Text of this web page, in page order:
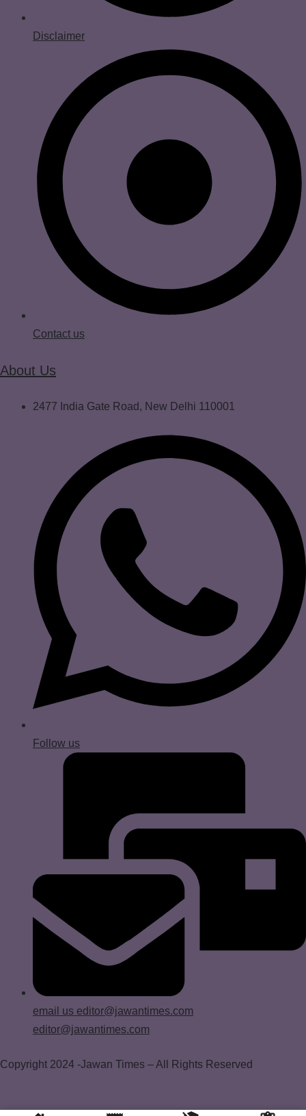
Disclaimer
Contact us
About Us
2477 India Gate Road, New Delhi 110001
Follow us
email us editor@jawantimes.com
editor@jawantimes.com
Copyright 2024 -Jawan Times – All Rights Reserved